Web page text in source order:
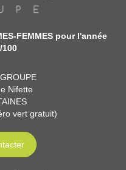
FEMMES pour l'année
100
Nifette
vert gratuit)